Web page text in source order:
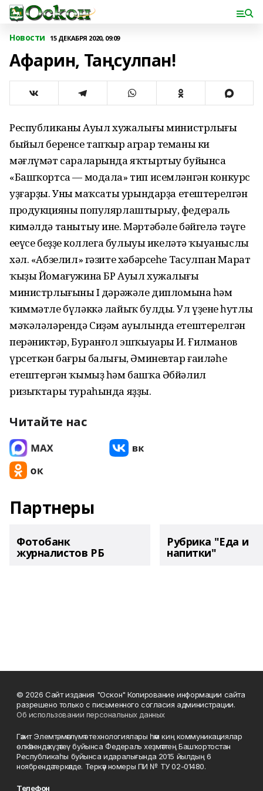
Новости 15 ДЕКАБРЯ 2020, 09:09
Афарин, Таңсулпан!
Республиканың Ауыл хужалығы министрлығы
быйыл беренсе тапҡыр аграр теманы киң
мәғлүмәт сараларында яҡтыртыу буйынса
«Башҡортса — модала» тип исемләнгән конкурс
уҙғарҙы. Уның маҡсаты урындарҙа етештерелгән
продукцияны популярлаштырыу, федераль
кимәлдә танытыу ине. Мәртәбәле бәйгелә тәүге
еңеүсе беҙҙең коллега булыуы икеләтә ҡыуаныслы
хәл. «Абзелил» гәзите хәбәрсеһе Таңсулпан Марат
ҡыҙы Йомағужина БР Ауыл хужалығы
министрлығының I дәрәжәле дипломына һәм
ҡиммәтле бүләккә лайыҡ булды. Ул үҙенең һутлы
мәҡәләләрендә Сиҙәм ауылында етештерелгән
перәниктәр, Буранғол эшҡыуары И. Ғилманов
үрсеткән бағры балығы, Әминевтар ғаиләһе
етештергән ҡымыҙ һәм башҡа Әбйәлил
ризыҡтары тураһында яҙҙы.
Читайте нас
Партнеры
Фотобанк
журналистов РБ
Рубрика "Еда и
напитки"
© 2026 Сайт издания "Оскон" Копирование информации сайта
разрешено только с письменного согласия администрации.
Об использовании персональных данных
Гәзит Элемтә, мәғлүмәт технологиялары һәм киң коммуникациялар
өлкәһендә күҙәтеү буйынса Федераль хеҙмәттең Башҡортостан
Республикаһы буйынса идаралығында 2015 йылдың 6
ноябрендә теркәлде. Теркәү номеры ПИ № ТУ 02-01480.
Телефон